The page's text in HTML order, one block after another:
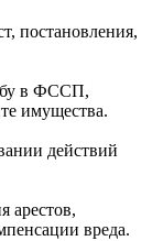
постановления,
в ФССП,
имущества.
действий
арестов,
вреда.